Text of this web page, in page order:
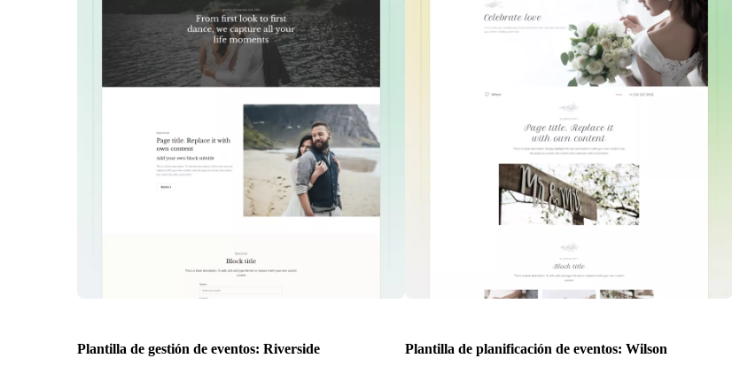
Plantilla de gestión de eventos: Riverside Plantilla de planificación de eventos: Wilson